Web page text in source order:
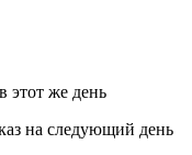
этот же день
на следующий день